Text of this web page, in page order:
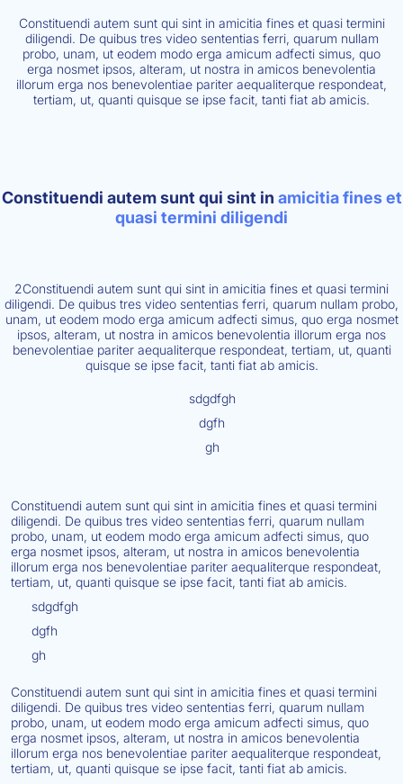
Constituendi autem sunt qui sint in amicitia fines et quasi termini
diligendi. De quibus tres video sententias ferri, quarum nullam
probo, unam, ut eodem modo erga amicum adfecti simus, quo
erga nosmet ipsos, alteram, ut nostra in amicos benevolentia
illorum erga nos benevolentiae pariter aequaliterque respondeat,
tertiam, ut, quanti quisque se ipse facit, tanti fiat ab amicis.
Constituendi autem sunt qui sint in amicitia fines et
quasi termini diligendi
2Constituendi autem sunt qui sint in amicitia fines et quasi termini
diligendi. De quibus tres video sententias ferri, quarum nullam probo,
unam, ut eodem modo erga amicum adfecti simus, quo erga nosmet
ipsos, alteram, ut nostra in amicos benevolentia illorum erga nos
benevolentiae pariter aequaliterque respondeat, tertiam, ut, quanti
quisque se ipse facit, tanti fiat ab amicis.
sdgdfgh
dgfh
gh
Constituendi autem sunt qui sint in amicitia fines et quasi termini
diligendi. De quibus tres video sententias ferri, quarum nullam
probo, unam, ut eodem modo erga amicum adfecti simus, quo
erga nosmet ipsos, alteram, ut nostra in amicos benevolentia
illorum erga nos benevolentiae pariter aequaliterque respondeat,
tertiam, ut, quanti quisque se ipse facit, tanti fiat ab amicis.
sdgdfgh
dgfh
gh
Constituendi autem sunt qui sint in amicitia fines et quasi termini
diligendi. De quibus tres video sententias ferri, quarum nullam
probo, unam, ut eodem modo erga amicum adfecti simus, quo
erga nosmet ipsos, alteram, ut nostra in amicos benevolentia
illorum erga nos benevolentiae pariter aequaliterque respondeat,
tertiam, ut, quanti quisque se ipse facit, tanti fiat ab amicis.